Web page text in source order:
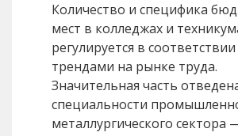
Количество и специфика
мест в колледжах и
регулируется в соответствии
трендами на рынке труда.
Значительная часть
специальности
металлургического сектора